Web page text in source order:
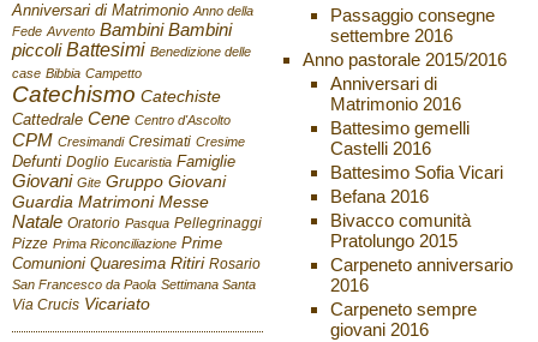
Anniversari di Matrimonio Anno della
Fede Avvento Bambini Bambini
piccoli Battesimi Benedizione delle
case Bibbia Campetto
Catechismo Catechiste
Cattedrale Cene Centro d'Ascolto
CPM Cresimandi Cresimati Cresime
Defunti Doglio Eucaristia Famiglie
Giovani Gite Gruppo Giovani
Guardia Matrimoni Messe
Natale Oratorio Pasqua Pellegrinaggi
Pizze Prima Riconciliazione Prime
Comunioni Quaresima Ritiri Rosario
San Francesco da Paola Settimana Santa
Via Crucis Vicariato
Passaggio consegne
settembre 2016
Anno pastorale 2015/2016
Anniversari di
Matrimonio 2016
Battesimo gemelli
Castelli 2016
Battesimo Sofia Vicari
Befana 2016
Bivacco comunità
Pratolungo 2015
Carpeneto anniversario
2016
Carpeneto sempre
giovani 2016